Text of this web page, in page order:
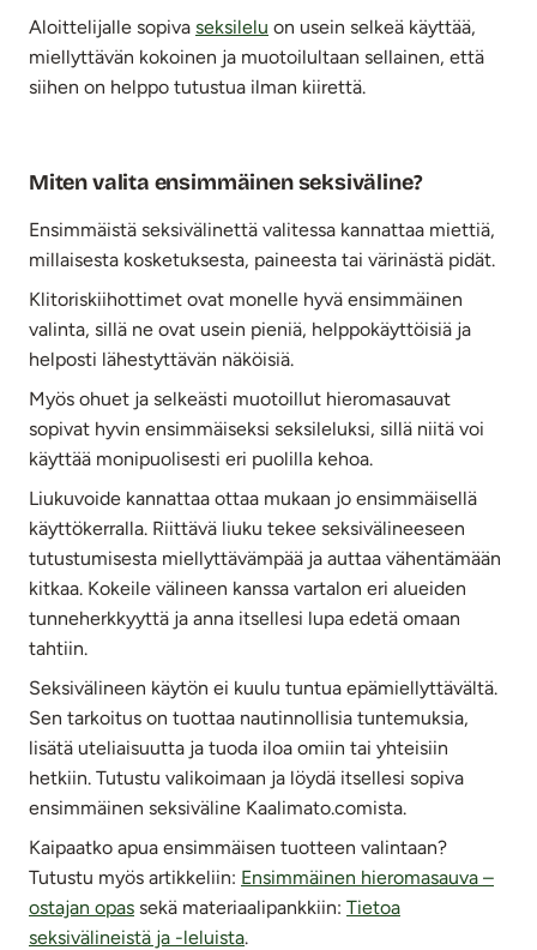
Aloittelijalle sopiva seksilelu on usein selkeä käyttää,
miellyttävän kokoinen ja muotoilultaan sellainen, että
siihen on helppo tutustua ilman kiirettä.
Miten valita ensimmäinen seksiväline?
Ensimmäistä seksivälinettä valitessa kannattaa miettiä,
millaisesta kosketuksesta, paineesta tai värinästä pidät.
Klitoriskiihottimet ovat monelle hyvä ensimmäinen
valinta, sillä ne ovat usein pieniä, helppokäyttöisiä ja
helposti lähestyttävän näköisiä.
Myös ohuet ja selkeästi muotoillut hieromasauvat
sopivat hyvin ensimmäiseksi seksileluksi, sillä niitä voi
käyttää monipuolisesti eri puolilla kehoa.
Liukuvoide kannattaa ottaa mukaan jo ensimmäisellä
käyttökerralla. Riittävä liuku tekee seksivälineeseen
tutustumisesta miellyttävämpää ja auttaa vähentämään
kitkaa. Kokeile välineen kanssa vartalon eri alueiden
tunneherkkyyttä ja anna itsellesi lupa edetä omaan
tahtiin.
Seksivälineen käytön ei kuulu tuntua epämiellyttävältä.
Sen tarkoitus on tuottaa nautinnollisia tuntemuksia,
lisätä uteliaisuutta ja tuoda iloa omiin tai yhteisiin
hetkiin. Tutustu valikoimaan ja löydä itsellesi sopiva
ensimmäinen seksiväline Kaalimato.comista.
Kaipaatko apua ensimmäisen tuotteen valintaan?
Tutustu myös artikkeliin: Ensimmäinen hieromasauva –
ostajan opas sekä materiaalipankkiin: Tietoa
seksivälineistä ja -leluista.